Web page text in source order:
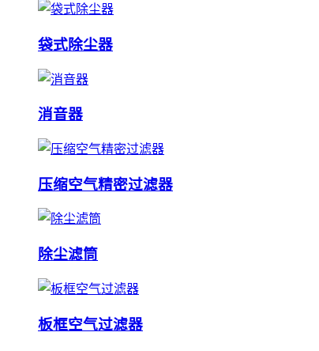
袋式除尘器
消音器
压缩空气精密过滤器
除尘滤筒
板框空气过滤器